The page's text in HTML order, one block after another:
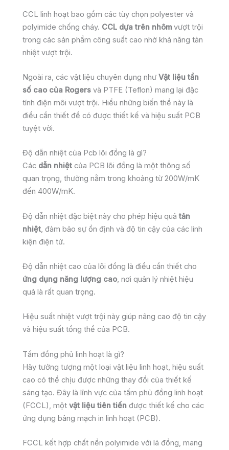
CCL linh hoạt bao gồm các tùy chọn polyester và
polyimide chống cháy. CCL dựa trên nhôm vượt trội
trong các sản phẩm công suất cao nhờ khả năng tản
nhiệt vượt trội.
Ngoài ra, các vật liệu chuyên dụng như Vật liệu tần
số cao của Rogers và PTFE (Teflon) mang lại đặc
tính điện môi vượt trội. Hiểu những biến thể này là
điều cần thiết để có được thiết kế và hiệu suất PCB
tuyệt vời.
Độ dẫn nhiệt của Pcb lõi đồng là gì?
Các dẫn nhiệt của PCB lõi đồng là một thông số
quan trọng, thường nằm trong khoảng từ 200W/mK
đến 400W/mK.
Độ dẫn nhiệt đặc biệt này cho phép hiệu quả tản
nhiệt , đảm bảo sự ổn định và độ tin cậy của các linh
kiện điện tử.
Độ dẫn nhiệt cao của lõi đồng là điều cần thiết cho
ứng dụng năng lượng cao, nơi quản lý nhiệt hiệu
quả là rất quan trọng.
Hiệu suất nhiệt vượt trội này giúp nâng cao độ tin cậy
và hiệu suất tổng thể của PCB.
Tấm đồng phủ linh hoạt là gì?
Hãy tưởng tượng một loại vật liệu linh hoạt, hiệu suất
cao có thể chịu được những thay đổi của thiết kế
sáng tạo. Đây là lĩnh vực của tấm phủ đồng linh hoạt
(FCCL), một vật liệu tiên tiến được thiết kế cho các
ứng dụng bảng mạch in linh hoạt (PCB).
FCCL kết hợp chất nền polyimide với lá đồng, mang